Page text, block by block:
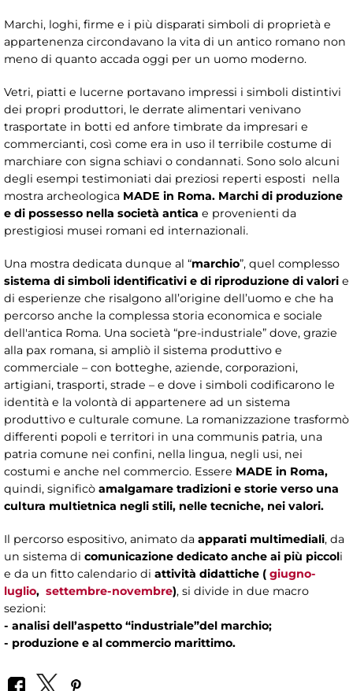
Marchi, loghi, firme e i più disparati simboli di proprietà e
appartenenza circondavano la vita di un antico romano non
meno di quanto accada oggi per un uomo moderno.
Vetri, piatti e lucerne portavano impressi i simboli distintivi
dei propri produttori, le derrate alimentari venivano
trasportate in botti ed anfore timbrate da impresari e
commercianti, così come era in uso il terribile costume di
marchiare con signa schiavi o condannati. Sono solo alcuni
degli esempi testimoniati dai preziosi reperti esposti nella
mostra archeologica MADE in Roma. Marchi di produzione
e di possesso nella società antica e provenienti da
prestigiosi musei romani ed internazionali.
Una mostra dedicata dunque al “marchio”, quel complesso
sistema di simboli identificativi e di riproduzione di valori e
di esperienze che risalgono all’origine dell’uomo e che ha
percorso anche la complessa storia economica e sociale
dell'antica Roma. Una società “pre-industriale” dove, grazie
alla pax romana, si ampliò il sistema produttivo e
commerciale – con botteghe, aziende, corporazioni,
artigiani, trasporti, strade – e dove i simboli codificarono le
identità e la volontà di appartenere ad un sistema
produttivo e culturale comune. La romanizzazione trasformò
differenti popoli e territori in una communis patria, una
patria comune nei confini, nella lingua, negli usi, nei
costumi e anche nel commercio. Essere MADE in Roma,
quindi, significò amalgamare tradizioni e storie verso una
cultura multietnica negli stili, nelle tecniche, nei valori.
Il percorso espositivo, animato da apparati multimediali, da
un sistema di comunicazione dedicato anche ai più piccoli
e da un fitto calendario di attività didattiche ( giugno-
luglio, settembre-novembre), si divide in due macro
sezioni:
- analisi dell’aspetto “industriale”del marchio;
- produzione e al commercio marittimo.